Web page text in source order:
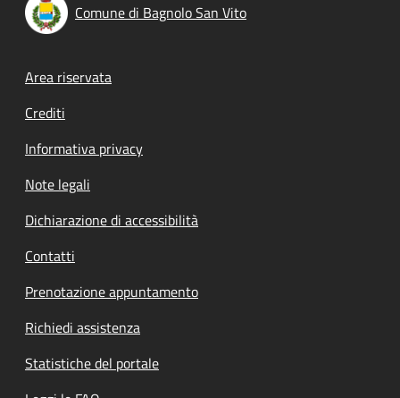
Comune di Bagnolo San Vito
Footer menu
Area riservata
Crediti
Informativa privacy
Note legali
Dichiarazione di accessibilità
Contatti
Prenotazione appuntamento
Richiedi assistenza
Statistiche del portale